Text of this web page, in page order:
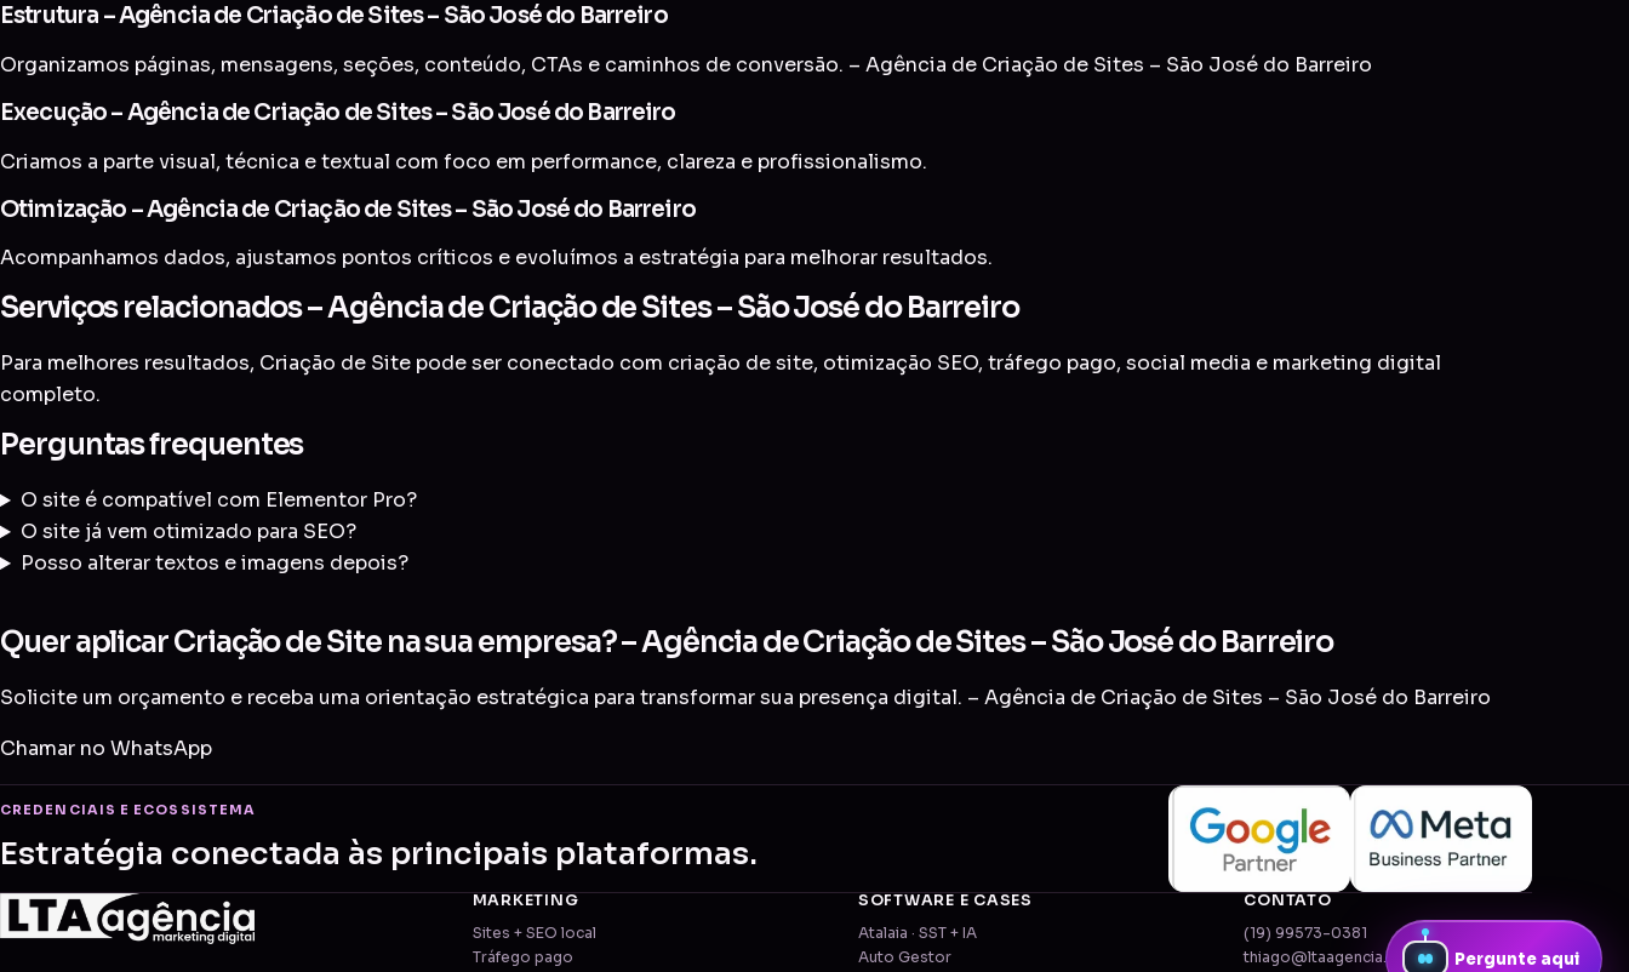
Estrutura – Agência de Criação de Sites – São José do Barreiro
Organizamos páginas, mensagens, seções, conteúdo, CTAs e caminhos de conversão. – Agência de Criação de Sites – São José do Barreiro
Execução – Agência de Criação de Sites – São José do Barreiro
Criamos a parte visual, técnica e textual com foco em performance, clareza e profissionalismo.
Otimização – Agência de Criação de Sites – São José do Barreiro
Acompanhamos dados, ajustamos pontos críticos e evoluímos a estratégia para melhorar resultados.
Serviços relacionados – Agência de Criação de Sites – São José do Barreiro
Para melhores resultados, Criação de Site pode ser conectado com criação de site, otimização SEO, tráfego pago, social media e marketing digital
completo.
Perguntas frequentes
O site é compatível com Elementor Pro?
O site já vem otimizado para SEO?
Posso alterar textos e imagens depois?
Quer aplicar Criação de Site na sua empresa? – Agência de Criação de Sites – São José do Barreiro
Solicite um orçamento e receba uma orientação estratégica para transformar sua presença digital. – Agência de Criação de Sites – São José do Barreiro
Chamar no WhatsApp
CREDENCIAIS E ECOSSISTEMA
Estratégia conectada às principais plataformas.
MARKETING
Sites + SEO local
Tráfego pago
SOFTWARE E CASES
Atalaia · SST + IA
Auto Gestor
CONTATO
(19) 99573-0381
thiago@ltaagencia.com.br
Pergunte aqui